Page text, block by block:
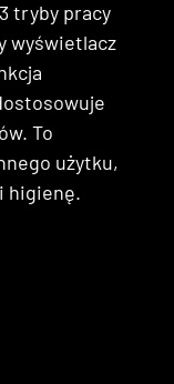
tryby pracy
wyświetlacz
To
użytku,
higienę.